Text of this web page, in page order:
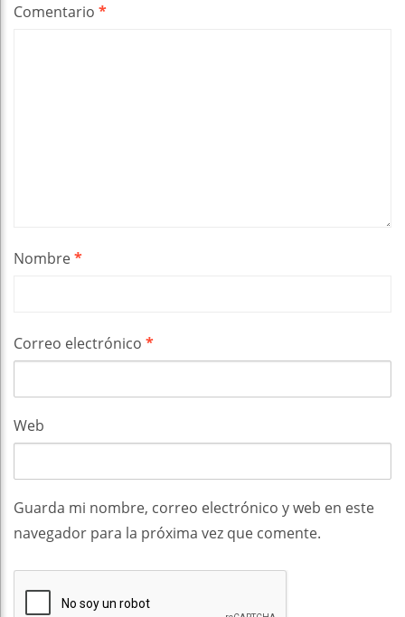
Comentario *
Nombre*
Correo electrónico *
Web
Guarda mi nombre, correo electrónico y web en este
navegador para la próxima vez que comente.